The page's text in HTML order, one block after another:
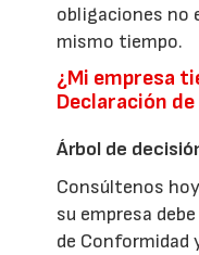
obligaciones no
mismo tiempo.
¿Mi empresa
Declaración
Árbol de
Consúltenos
su empresa
de Conformidad